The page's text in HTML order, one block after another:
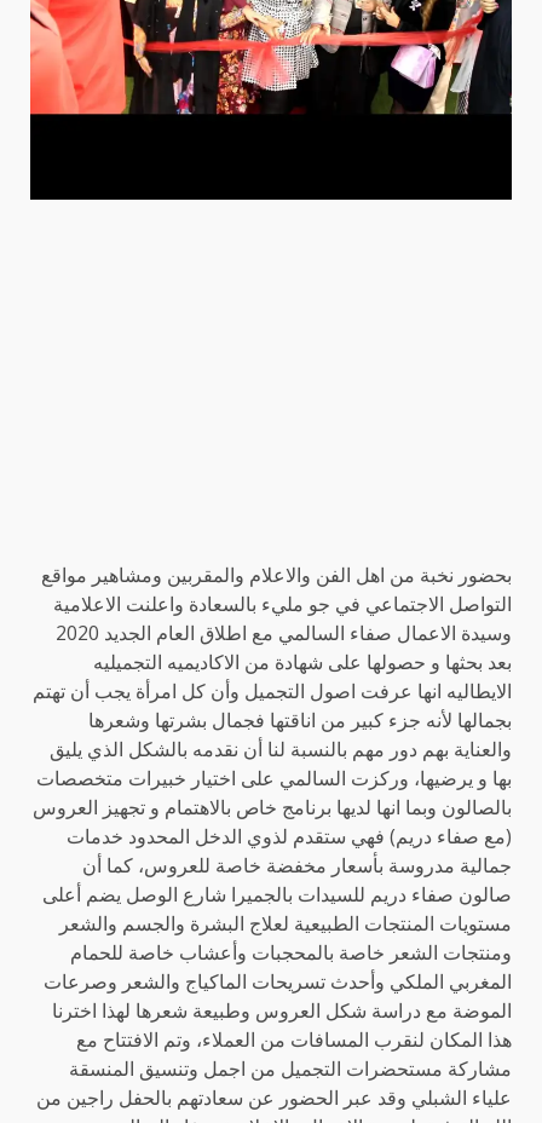
بحضور نخبة من اهل الفن والاعلام والمقربين ومشاهير مواقع
التواصل الاجتماعي في جو مليء بالسعادة واعلنت الاعلامية
وسيدة الاعمال صفاء السالمي مع اطلاق العام الجديد 2020
بعد بحثها و حصولها على شهادة من الاكاديميه التجميليه
الايطاليه انها عرفت اصول التجميل وأن كل امرأة يجب أن تهتم
بجمالها لأنه جزء كبير من اناقتها فجمال بشرتها وشعرها
والعناية بهم دور مهم بالنسبة لنا أن نقدمه بالشكل الذي يليق
بها و يرضيها، وركزت السالمي على اختيار خبيرات متخصصات
بالصالون وبما انها لديها برنامج خاص بالاهتمام و تجهيز العروس
(مع صفاء دريم) فهي ستقدم لذوي الدخل المحدود خدمات
جمالية مدروسة بأسعار مخفضة خاصة للعروس، كما أن
صالون صفاء دريم للسيدات بالجميرا شارع الوصل يضم أعلى
مستويات المنتجات الطبيعية لعلاج البشرة والجسم والشعر
ومنتجات الشعر خاصة بالمحجبات وأعشاب خاصة للحمام
المغربي الملكي وأحدث تسريحات الماكياج والشعر وصرعات
الموضة مع دراسة شكل العروس وطبيعة شعرها لهذا اخترنا
هذا المكان لنقرب المسافات من العملاء، وتم الافتتاح مع
مشاركة مستحضرات التجميل من اجمل وتنسيق المنسقة
علياء الشبلي وقد عبر الحضور عن سعادتهم بالحفل راجين من